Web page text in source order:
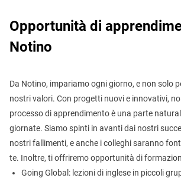
Opportunità di
Notino
Da Notino, impariamo ogni giorno, e non solo
nostri valori. Con progetti nuovi e innovativi,
processo di apprendimento è una parte
giornate. Siamo spinti in avanti dai nostri
nostri fallimenti, e anche i colleghi saranno
te. Inoltre, ti offriremo opportunità di
Going Global: lezioni di inglese in piccoli